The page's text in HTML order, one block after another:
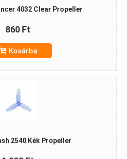
4032 Clear Propeller
860 Ft
Kosárba
2540 Kék Propeller